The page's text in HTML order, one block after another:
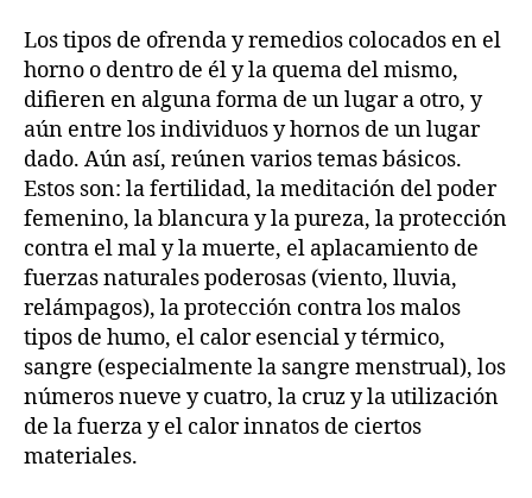
Los tipos de ofrenda y remedios colocados en el
horno o dentro de él y la quema del mismo,
difieren en alguna forma de un lugar a otro, y
aún entre los individuos y hornos de un lugar
dado. Aún así, reúnen varios temas básicos.
Estos son: la fertilidad, la meditación del poder
femenino, la blancura y la pureza, la protección
contra el mal y la muerte, el aplacamiento de
fuerzas naturales poderosas (viento, lluvia,
relámpagos), la protección contra los malos
tipos de humo, el calor esencial y térmico,
sangre (especialmente la sangre menstrual), los
números nueve y cuatro, la cruz y la utilización
de la fuerza y el calor innatos de ciertos
materiales.